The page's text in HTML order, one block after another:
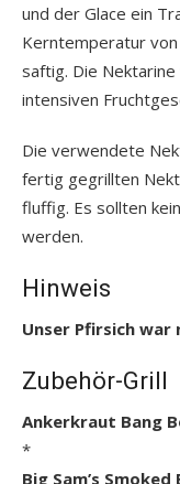
und der Glace ein
Kerntemperatur
saftig. Die
intensiven
Die verwendete
fertig gegrillten
fluffig. Es sollten
werden.
Hinweis
Unser Pfirsich
Zubehör-Grill
Ankerkraut Bang
*
Big Sam’s Smoked